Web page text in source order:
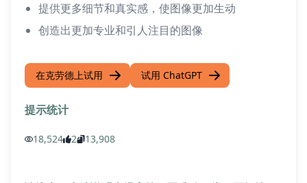
提供更多细节和真实感，使图像更加生动
创造出更加专业和引人注目的图像
在克劳德上试用 试用 ChatGPT
提示统计
18,524 2 13,908